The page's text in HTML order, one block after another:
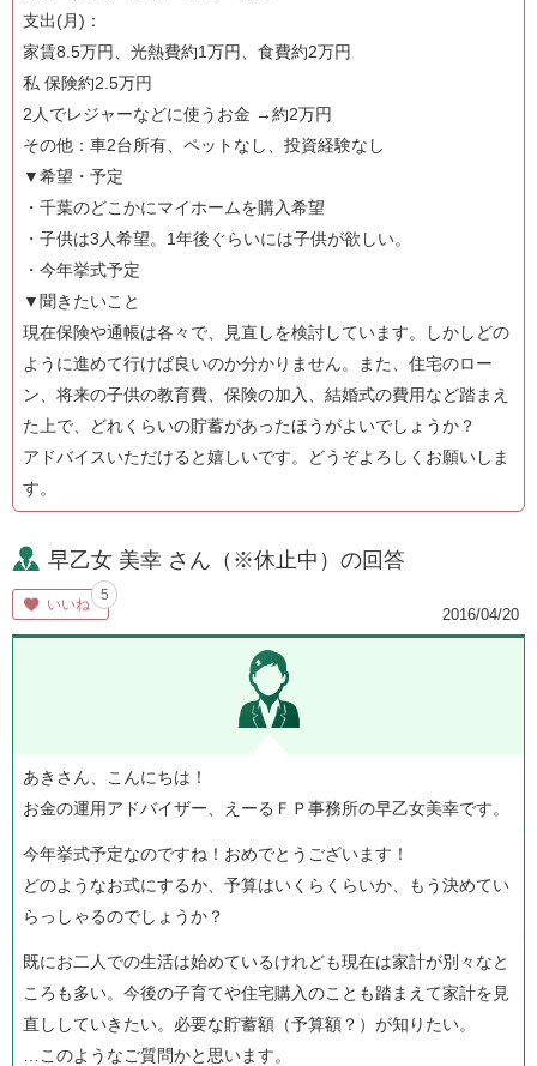
支出(月)：
家賃8.5万円、光熱費約1万円、食費約2万円
私 保険約2.5万円
2人でレジャーなどに使うお金 →約2万円
その他：車2台所有、ペットなし、投資経験なし
▼希望・予定
・千葉のどこかにマイホームを購入希望
・子供は3人希望。1年後ぐらいには子供が欲しい。
・今年挙式予定
▼聞きたいこと
現在保険や通帳は各々で、見直しを検討しています。しかしどの
ように進めて行けば良いのか分かりません。また、住宅のロー
ン、将来の子供の教育費、保険の加入、結婚式の費用など踏まえ
た上で、どれくらいの貯蓄があったほうがよいでしょうか？
アドバイスいただけると嬉しいです。どうぞよろしくお願いしま
す。
早乙女 美幸 さん（※休止中）の回答
いいね
5
2016/04/20
あきさん、こんにちは！
お金の運用アドバイザー、えーるＦＰ事務所の早乙女美幸です。
今年挙式予定なのですね！おめでとうございます！
どのようなお式にするか、予算はいくらくらいか、もう決めてい
らっしゃるのでしょうか？
既にお二人での生活は始めているけれども現在は家計が別々なと
ころも多い。今後の子育てや住宅購入のことも踏まえて家計を見
直ししていきたい。必要な貯蓄額（予算額？）が知りたい。
…このようなご質問かと思います。